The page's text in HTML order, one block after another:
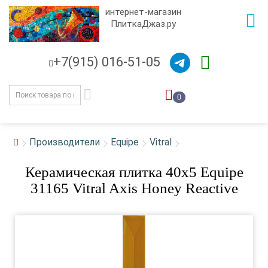
интернет-магазин
ПлиткаДжаз.ру
+7(915) 016-51-05
0
Производители Equipe Vitral
Керамическая плитка 40x5 Equipe
31165 Vitral Axis Honey Reactive